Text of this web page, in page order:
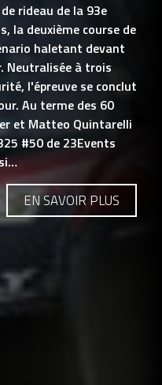
rideau de la 93e
la deuxième course de
haletant devant
Neutralisée à trois
l'épreuve se conclut
Au terme des 60
et Matteo Quintarelli
#50 de 23Events
EN SAVOIR PLUS